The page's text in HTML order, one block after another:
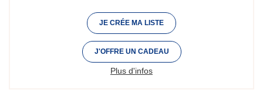
JE CRÉE MA LISTE
J'OFFRE UN CADEAU
Plus d'infos